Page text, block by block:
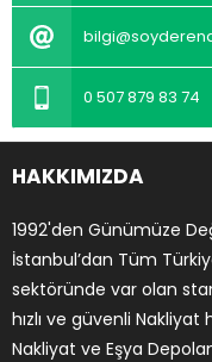
0 507 879 83 74
HAKKIMIZDA
1992'den Günümüze
İstanbul’dan Tüm
sektöründe var olan
hızlı ve güvenli
Nakliyat ve Eşya